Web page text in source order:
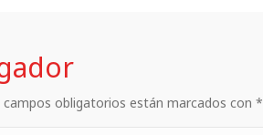
obligatorios están marcados con *